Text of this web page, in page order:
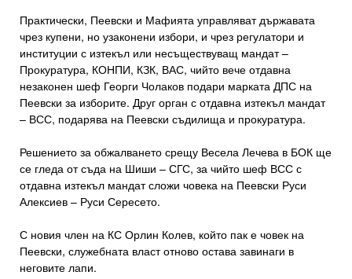
Практически, Пеевски и Мафията управляват държавата
чрез купени, но узаконени избори, и чрез регулатори и
институции с изтекъл или несъществуващ мандат –
Прокуратура, КОНПИ, КЗК, ВАС, чийто вече отдавна
незаконен шеф Георги Чолаков подари марката ДПС на
Пеевски за изборите. Друг орган с отдавна изтекъл мандат
– ВСС, подарява на Пеевски съдилища и прокуратура.
Решението за обжалването срещу Весела Лечева в БОК ще
се гледа от съда на Шиши – СГС, за чийто шеф ВСС с
отдавна изтекъл мандат сложи човека на Пеевски Руси
Алексиев – Руси Сересето.
С новия член на КС Орлин Колев, който пак е човек на
Пеевски, служебната власт отново остава завинаги в
неговите лапи.